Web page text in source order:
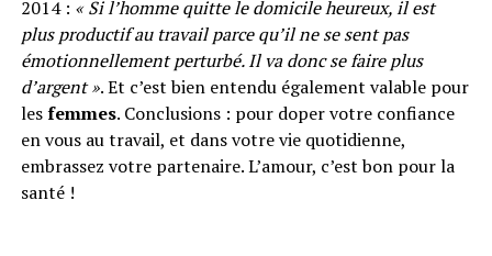
2014 : « Si l’homme quitte le domicile heureux, il est
plus productif au travail parce qu’il ne se sent pas
émotionnellement perturbé. Il va donc se faire plus
d’argent ». Et c’est bien entendu également valable pour
lesfemmes. Conclusions : pour doper votre confiance
en vous au travail, et dans votre vie quotidienne,
embrassez votre partenaire. L’amour, c’est bon pour la
santé !